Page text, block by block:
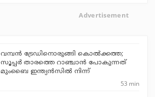
Advertisement
വമ്പന്‍ ട്രേഡിനൊരുങ്ങി കൊല്‍ക്കത്ത;
സൂപ്പര്‍ താരത്തെ റാഞ്ചാന്‍ പോകുന്നത്
മുംബൈ ഇന്ത്യന്‍സില്‍ നിന്ന്
53 min